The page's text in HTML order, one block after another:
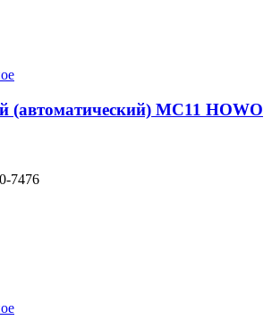
(автоматический) MC11 HOWO
7476